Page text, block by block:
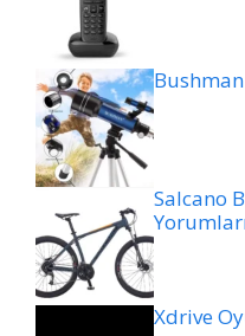
Salcano
Xdrive